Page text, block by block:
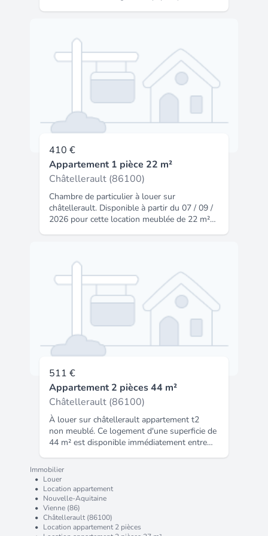
435  plus 15  de provisions sur charges (OM,
entretien communs) Dépôt de garantie : 435 
Honoraires charge locataire : 454  (Dos. 330 
+ Edl 124  * ) * L'état des lieux peut être
réalisé par huissier à la demande et à la
charge des parties.
410 €
Appartement 1 pièce 22 m²
Châtellerault (86100)
Chambre de particulier à louer sur
châtellerault. Disponible à partir du 07 / 09 /
2026 pour cette location meublée de 22 m²
Annonce entre particuliers. Code insee :
86066.
511 €
Appartement 2 pièces 44 m²
Châtellerault (86100)
À louer sur châtellerault appartement t2
non meublé. Ce logement d'une superficie de
44 m² est disponible immédiatement entre
entre particuliers. Code insee : 86066.
Immobilier
• Louer
• Location appartement
• Nouvelle-Aquitaine
• Vienne (86)
• Châtellerault (86100)
• Location appartement 2 pièces